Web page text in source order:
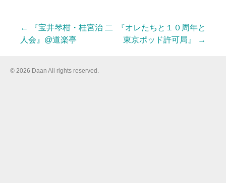
投
稿
←
『宝井琴柑・桂宮治 二
人会』@道楽亭
『オレたちと１０周年と
東京ポッド許可局』
→
© 2026 Daan All rights reserved.